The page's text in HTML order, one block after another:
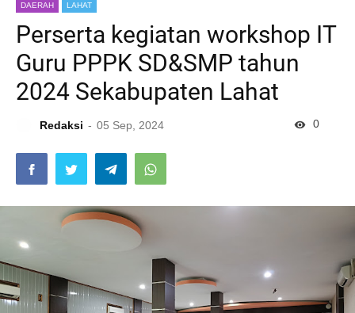
DAERAH LAHAT
Perserta kegiatan workshop IT
Guru PPPK SD&SMP tahun
2024 Sekabupaten Lahat
Redaksi 05 Sep, 2024 0